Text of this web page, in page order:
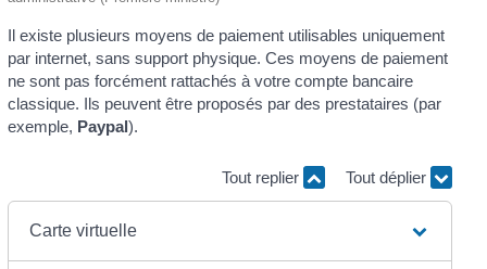
Il existe plusieurs moyens de paiement utilisables uniquement
par internet, sans support physique. Ces moyens de paiement
ne sont pas forcément rattachés à votre compte bancaire
classique. Ils peuvent être proposés par des prestataires (par
exemple, Paypal).
Tout replier Tout déplier
Carte virtuelle